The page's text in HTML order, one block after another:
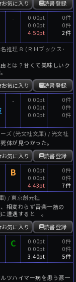
読書登録
お気に入り
-
0.00pt
0.00pt
4.50pt
0件
0件
2件
推理８ (ＲＨブックス･
とは？甘くて美味しいク
読書登録
お気に入り
-
0.00pt
0.00pt
0.00pt
0件
0件
0件
ズ (光文社文庫) / 光文社
体が見つかった。
読書登録
お気に入り
B
0.00pt
0.00pt
4.43pt
0件
0件
7件
) / 東京創元社
相変わらず音楽一筋の
遭遇すると…。
読書登録
お気に入り
C
0.00pt
0.00pt
3.40pt
0件
0件
5件
ツハイマー病を患う源一